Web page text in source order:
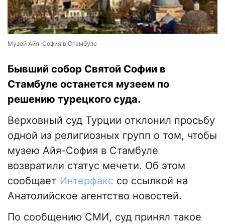
Музей Айя-София в Стамбуле
Бывший собор Святой Софии в
Стамбуле останется музеем по
решению турецкого суда.
Верховный суд Турции отклонил просьбу
одной из религиозных групп о том, чтобы
музею Айя-София в Стамбуле
возвратили статус мечети. Об этом
сообщает Интерфакс со ссылкой на
Анатолийское агентство новостей.
По сообщению СМИ, суд принял такое